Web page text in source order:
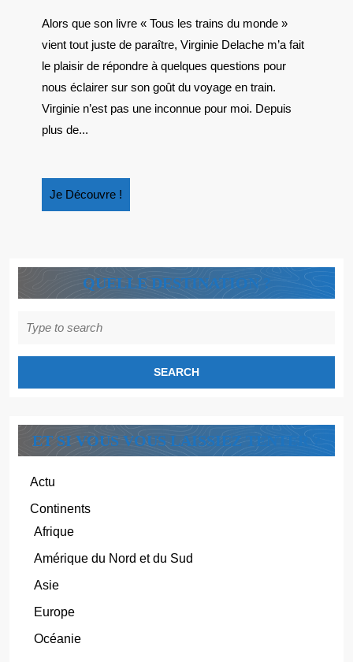
TRAINS
DU
MONDE »
:
INTERVIEW
Alors que son livre « Tous les trains du monde »
vient tout juste de paraître, Virginie Delache m’a fait
le plaisir de répondre à quelques questions pour
nous éclairer sur son goût du voyage en train.
Virginie n’est pas une inconnue pour moi. Depuis
plus de...
Je Découvre !
Découvre
QUELLE DESTINATION ?
for:
ET SI VOUS VOUS LAISSIEZ TENTER ?
Actu
Continents
Afrique
Amérique du Nord et du Sud
Asie
Europe
Océanie